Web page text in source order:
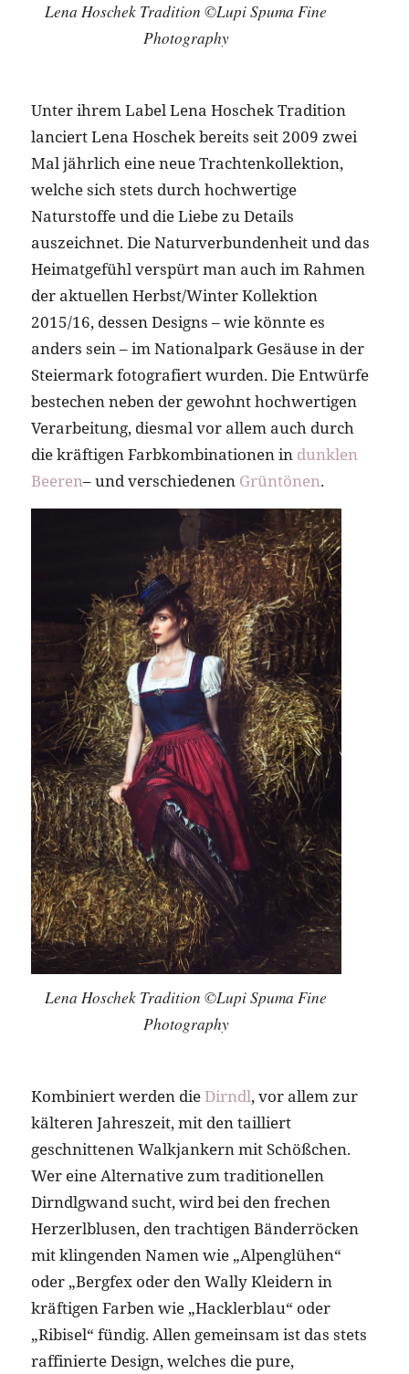
Lena Hoschek Tradition ©Lupi Spuma Fine
Photography
Unter ihrem Label Lena Hoschek Tradition
lanciert Lena Hoschek bereits seit 2009 zwei
Mal jährlich eine neue Trachtenkollektion,
welche sich stets durch hochwertige
Naturstoffe und die Liebe zu Details
auszeichnet. Die Naturverbundenheit und das
Heimatgefühl verspürt man auch im Rahmen
der aktuellen Herbst/Winter Kollektion
2015/16, dessen Designs – wie könnte es
anders sein – im Nationalpark Gesäuse in der
Steiermark fotografiert wurden. Die Entwürfe
bestechen neben der gewohnt hochwertigen
Verarbeitung, diesmal vor allem auch durch
die kräftigen Farbkombinationen in dunklen
Beeren– und verschiedenen Grüntönen.
Lena Hoschek Tradition ©Lupi Spuma Fine
Photography
Kombiniert werden dieDirndl, vor allem zur
kälteren Jahreszeit, mit den tailliert
geschnittenen Walkjankern mit Schößchen.
Wer eine Alternative zum traditionellen
Dirndlgwand sucht, wird bei den frechen
Herzerlblusen, den trachtigen Bänderröcken
mit klingenden Namen wie „Alpenglühen“
oder „Bergfex oder den Wally Kleidern in
kräftigen Farben wie „Hacklerblau“ oder
„Ribisel“ fündig. Allen gemeinsam ist das stets
raffinierte Design, welches die pure,